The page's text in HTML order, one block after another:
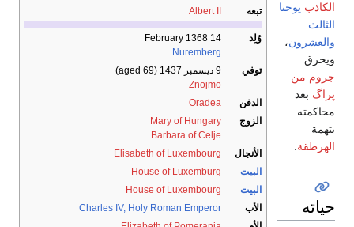
تبعه
Albert II
وُلِد
14 February 1368
Nuremberg
توفي
9 ديسمبر 1437
(aged 69)
Znojmo
الدفن
Oradea
الزوج
Mary of Hungary
Barbara of Celje
الأنجال
Elisabeth of Luxembourg
البيت
House of Luxemburg
البيت
House of Luxembourg
الأب
Charles IV, Holy Roman Emperor
الكاذب يوحنا
الثالث
والعشرون،
ويحرق
جروم من
پراگ بعد
محاكمته
بتهمة
الهرطقة
حياته